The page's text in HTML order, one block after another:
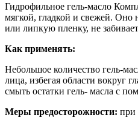
Гидрофильное гель-масло
мягкой, гладкой и свежей. Оно
или липкую пленку, не
Как применять:
Небольшое количество гель-
лица, избегая области вокруг
смыть остатки гель- масла с
Меры предосторожности: при